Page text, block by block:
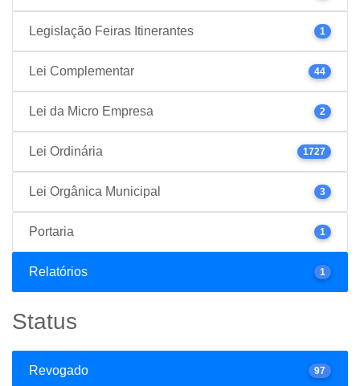
Legislação Feiras Itinerantes 1
Lei Complementar 44
Lei da Micro Empresa 2
Lei Ordinária 1727
Lei Orgânica Municipal 3
Portaria 1
Relatórios 1
Status
Revogado 97